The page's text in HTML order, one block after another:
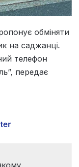
обміняти
на саджанці.
телефон
передає